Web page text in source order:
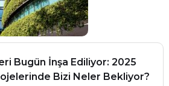
Bugün İnşa Ediliyor: 2025
Bizi Neler Bekliyor?